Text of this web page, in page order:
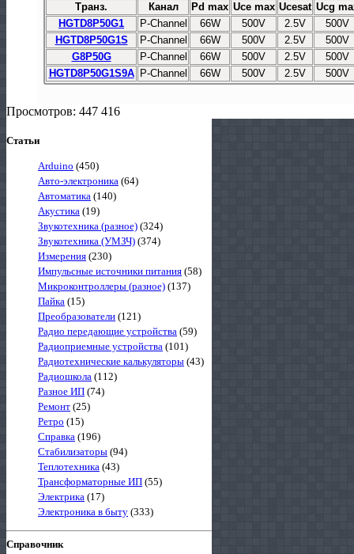
Транз. Канал Pd max Uce max Ucesat Ucg
HGTD8P50G1
P-Channel 66W 500V 2.5V
500V
HGTD8P50G1S
P-Channel 66W 500V 2.5V
500V
G8P50G
P-Channel 66W 500V 2.5V
500V
HGTD8P50G1S9A
P-Channel 66W 500V 2.5V 500V
Просмотров: 447 416
Статьи
Arduino (450)
Авто-электроника (64)
Автоматика (140)
Акустика (19)
Звукотехника (разное) (324)
Звукотехника (УМЗЧ) (374)
Измерения (230)
Импульсные источники питания (58)
Микроконтроллеры (разное) (137)
Пайка (15)
Преобразователи (121)
Радио передающие устройства (59)
Радиоприемные устройства (101)
Радиотехнические калькуляторы (43)
Радиошкола (112)
Разное ИП (74)
Ремонт (25)
Ретро (15)
Справка (196)
Стабилизаторы (94)
Теплотехника (43)
Трансформаторные ИП (55)
Электрика (17)
Электроника в быту (333)
Справочник